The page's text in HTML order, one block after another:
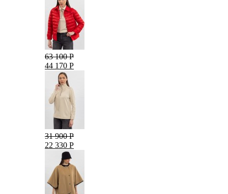
63 100 Р
44 170 Р
31 900 Р
22 330 Р